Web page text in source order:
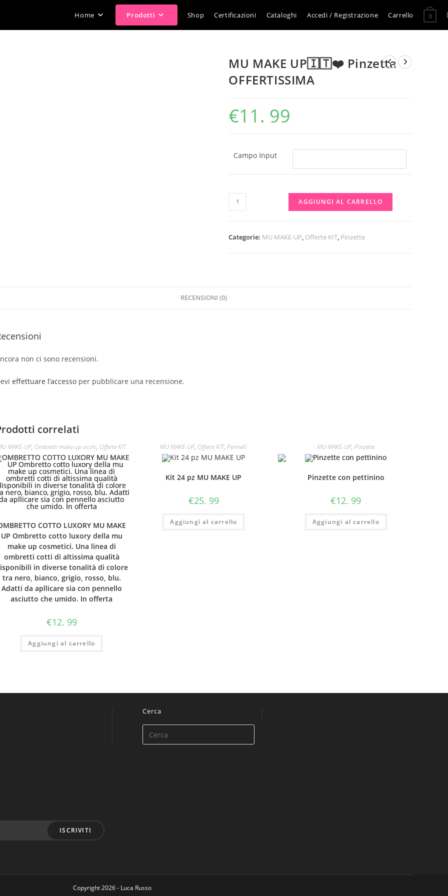
Home Prodotti Shop Certificazioni Cataloghi Accedi / Registrazione Carrello 0
MU MAKE UP🇮🇹❤️ Pinzetta
OFFERTISSIMA
€11. 99
Campo Input
MU
MAKE
🇮🇹
AGGIUNGI AL CARRELLO
Categorie: MU MAKE-UP, Offerte KIT, Pinzette
RECENSIONI (0)
non ci sono recensioni.
effettuare l’accesso per pubblicare una recensione.
correlati
MAKE-UP, Ombretti make up occhi, Offerte KIT
COTTO LUXORY MU MAKE
UP Ombretto cotto luxory della mu
make up cosmetici. Una linea di
ombretti cotti di altissima qualità
in diverse tonalità di colore
tra nero, bianco, grigio, rosso, blu.
Adatti da apllicare sia con pennello
asciutto che umido. In offerta
€12. 99
Aggiungi al carrello
MU MAKE-UP, Offerte KIT,Pennelli
Kit 24 pz MU MAKE UP
€25. 99
Aggiungi al carrello
MU MAKE-UP,Pinzette
Pinzette con pettinino
€12. 99
Aggiungi al carrello
ISCRIVITI
Cerca
Copyright 2026 - Luca Russo